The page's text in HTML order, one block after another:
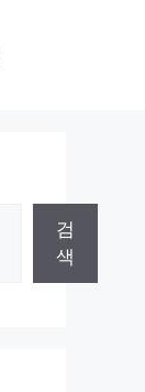
검
색